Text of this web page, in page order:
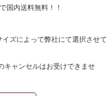
国内送料無料！！
ズによって弊社にて選択させて
ャンセルはお受けできませ